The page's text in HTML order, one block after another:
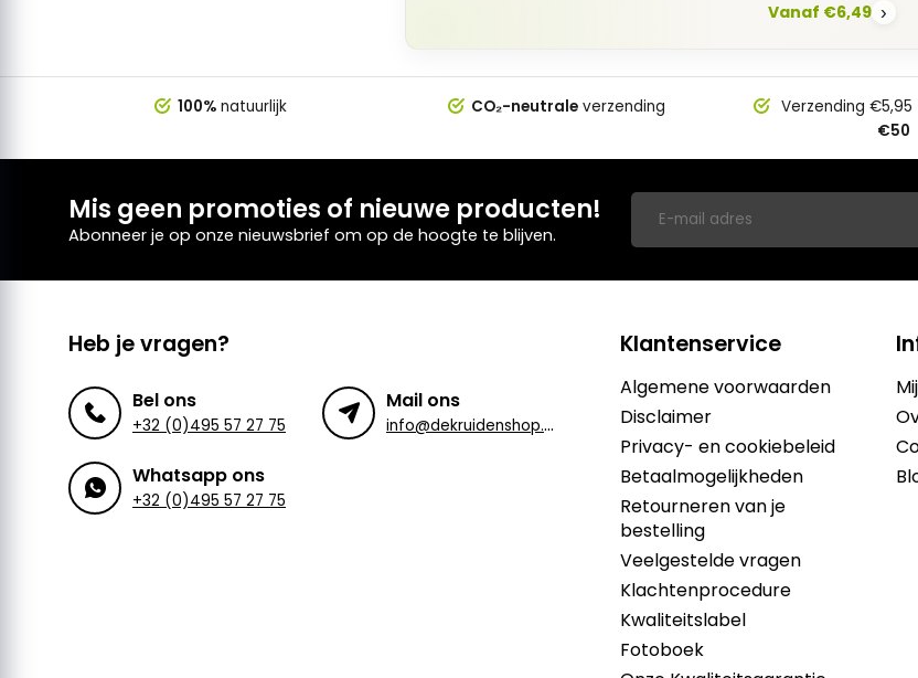
Vanaf €6,49 ›
100%natuurlijk CO₂-neutrale verzending Verzending €5,95
€50
Mis geen promoties of nieuwe producten!
Abonneer je op onze nieuwsbrief om op de hoogte te blijven.
Heb je vragen?
Bel ons
+32 (0)495 57 27 75
Mail ons
i
nfo@dekruidenshop.be
Whatsapp ons
+32 (0)495 57 27 75
Klantenservice
Algemene voorwaarden
Disclaimer
Privacy- en cookiebeleid
Betaalmogelijkheden
Retourneren van je
bestelling
Veelgestelde vragen
Klachtenprocedure
Kwaliteitslabel
Fotoboek